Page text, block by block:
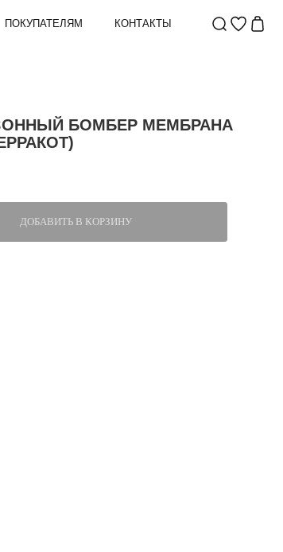
ПОКУПАТЕЛЯМ КОНТАКТЫ
БОМБЕР МЕМБРАНА
ДОБАВИТЬ В КОРЗИНУ